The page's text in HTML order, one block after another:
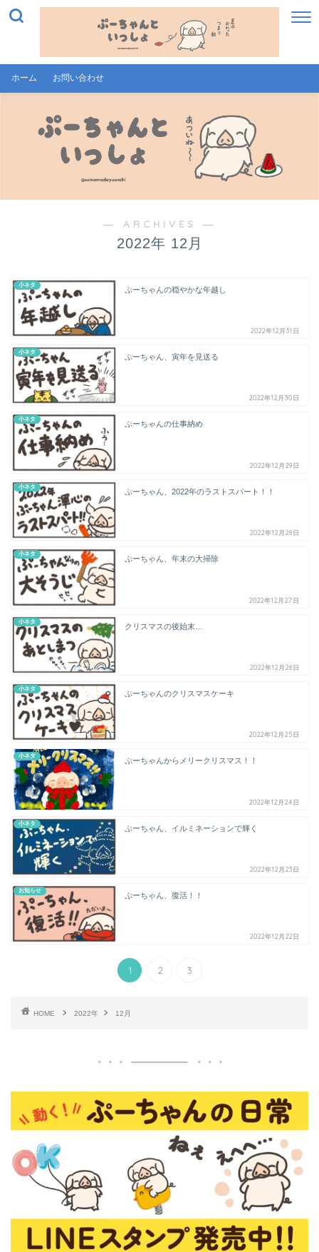
ホーム お問い合わせ
― ARCHIVES ―
2022年 12月
小ネタ
ぷーちゃんの穏やかな年越し
2022年12月31日
小ネタ
ぷーちゃん、寅年を見送る
2022年12月30日
小ネタ
ぷーちゃんの仕事納め
2022年12月29日
小ネタ
ぷーちゃん、2022年のラストスパート！！
2022年12月28日
小ネタ
ぷーちゃん、年末の大掃除
2022年12月27日
小ネタ
クリスマスの後始末…
2022年12月26日
小ネタ
ぷーちゃんのクリスマスケーキ
2022年12月25日
小ネタ
ぷーちゃんからメリークリスマス！！
2022年12月24日
小ネタ
ぷーちゃん、イルミネーションで輝く
2022年12月23日
お知らせ
ぷーちゃん、復活！！
2022年12月22日
1 2 3
HOME 2022年 12月